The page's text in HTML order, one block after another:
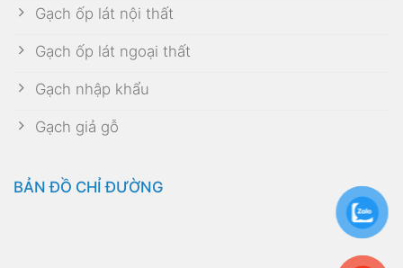
Gạch ốp lát nội thất
Gạch ốp lát ngoại thất
Gạch nhập khẩu
Gạch giả gỗ
BẢN ĐỒ CHỈ ĐƯỜNG